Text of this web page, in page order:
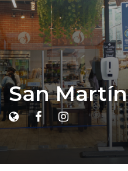
San Martín